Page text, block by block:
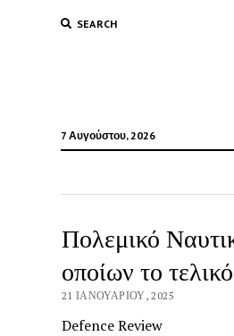
SEARCH
7 Αυγούστου, 2026
Πολεμικό
οποίων το
21 ΙΑΝΟΥΑΡΊΟΥ, 2025
Defence Review